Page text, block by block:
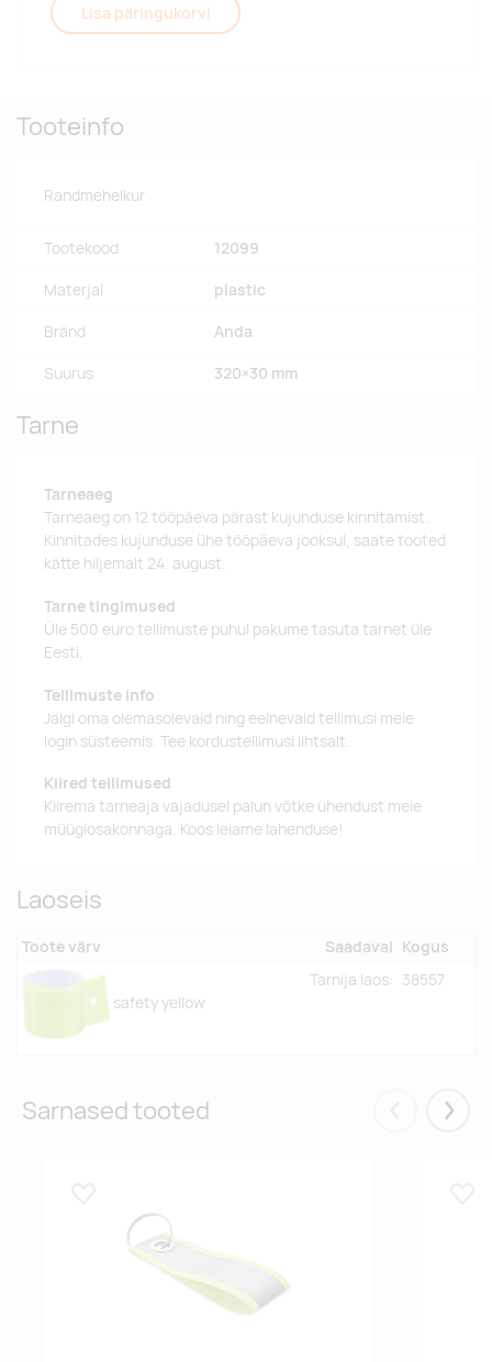
Lisa päringukorvi
Tooteinfo
Randmehelkur
Tootekood 12099
Materjal plastic
Bränd Anda
Suurus 320×30 mm
Tarne
Tarneaeg
Tarneaeg on 12 tööpäeva pärast kujunduse kinnitamist.
Kinnitades kujunduse ühe tööpäeva jooksul, saate tooted
kätte hiljemalt 24. august.
Tarne tingimused
Üle 500 euro tellimuste puhul pakume tasuta tarnet üle
Eesti.
Tellimuste info
Jälgi oma olemasolevaid ning eelnevaid tellimusi meie
login süsteemis. Tee kordustellimusi lihtsalt.
Kiired tellimused
Kiirema tarneaja vajadusel palun võtke ühendust meie
müügiosakonnaga. Koos leiame lahenduse!
Laoseis
Toote värv Saadaval Kogus
safety yellow
Tarnija laos: 38557
Sarnased tooted Eelmised